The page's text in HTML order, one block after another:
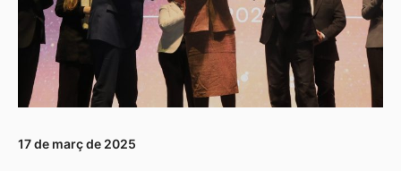
17 de març de 2025